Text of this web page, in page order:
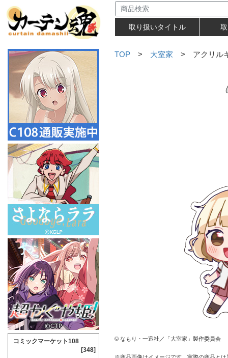
取り扱いタイトル
TOP > 大室家 > アクリルキ
© なもり・一迅社／「大室家」製作委員会
コミックマーケット108
[348]